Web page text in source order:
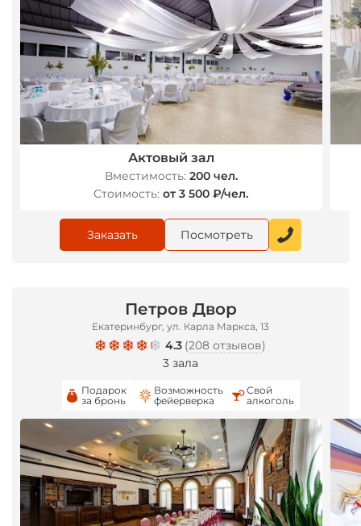
Актовый зал
Вместимость: 200 чел.
Стоимость: от 3 500 ₽/чел.
Заказать Посмотреть
Петров Двор
Екатеринбург, ул. Карла Маркса, 13
4.3 (208 отзывов)
3 зала
Подарок
за бронь
Возможность
фейерверка
Свой
алкоголь